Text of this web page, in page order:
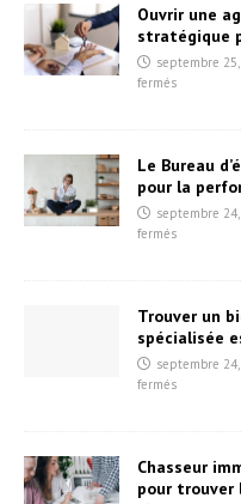
Ouvrir une
stratégique
septembre
fermés
Le Bureau
pour la
septembre
fermés
Trouver un
spécialisée
septembre
fermés
Chasseur
pour trouver